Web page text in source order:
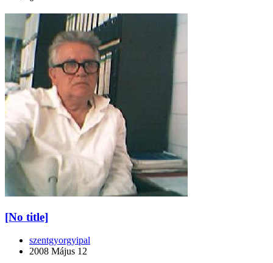
[No title]
szentgyorgyipal
2008 Május 12